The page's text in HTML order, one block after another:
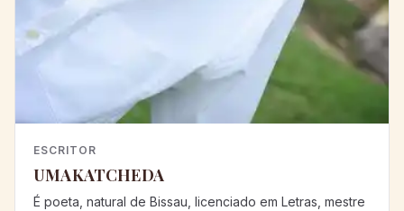
ESCRITOR
UMAKATCHEDA
É poeta, natural de Bissau, licenciado em Letras, mestre